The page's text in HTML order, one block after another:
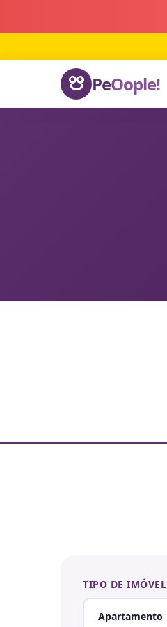
PeOople!
TIPO DE IMÓVEL